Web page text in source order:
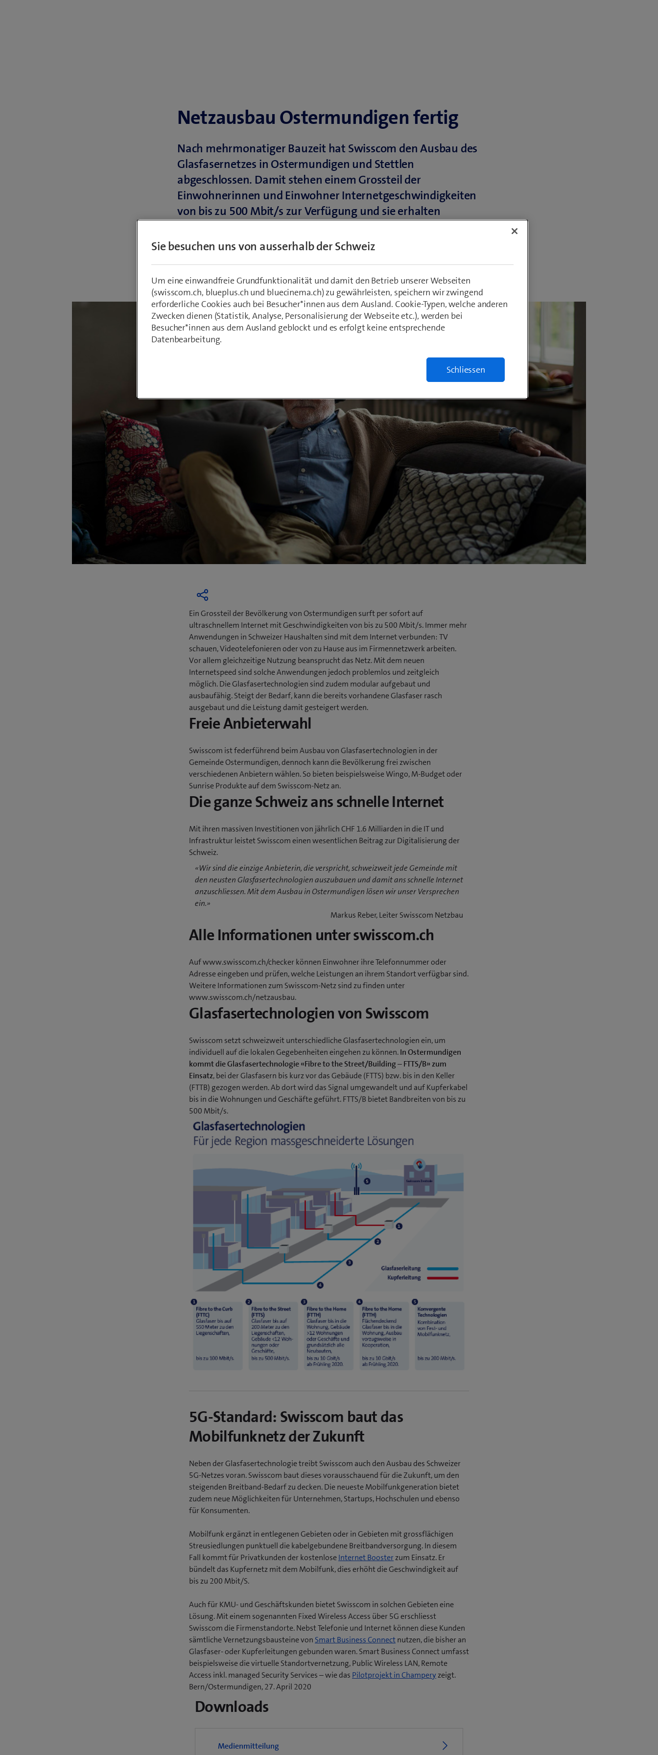
Netzausbau Ostermundigen fertig
Nach mehrmonatiger Bauzeit hat Swisscom den Ausbau des
Glasfasernetzes in Ostermundigen und Stettlen
abgeschlossen. Damit stehen einem Grossteil der
Einwohnerinnen und Einwohner Internetgeschwindigkeiten
von bis zu 500 Mbit/s zur Verfügung und sie erhalten
VonArmin Schädeli
27. April 2020
Ein Grossteil der Bevölkerung von Ostermundigen surft per sofort auf
ultraschnellem Internet mit Geschwindigkeiten von bis zu 500 Mbit/s. Immer mehr
Anwendungen in Schweizer Haushalten sind mit dem Internet verbunden: TV
schauen, Videotelefonieren oder von zu Hause aus im Firmennetzwerk arbeiten.
Vor allem gleichzeitige Nutzung beansprucht das Netz. Mit dem neuen
Internetspeed sind solche Anwendungen jedoch problemlos und zeitgleich
möglich. Die Glasfasertechnologien sind zudem modular aufgebaut und
ausbaufähig. Steigt der Bedarf, kann die bereits vorhandene Glasfaser rasch
ausgebaut und die Leistung damit gesteigert werden.
Freie Anbieterwahl
Swisscom ist federführend beim Ausbau von Glasfasertechnologien in der
Gemeinde Ostermundigen, dennoch kann die Bevölkerung frei zwischen
verschiedenen Anbietern wählen. So bieten beispielsweise Wingo, M-Budget oder
Sunrise Produkte auf dem Swisscom-Netz an.
Die ganze Schweiz ans schnelle Internet
Mit ihren massiven Investitionen von jährlich CHF 1.6 Milliarden in die IT und
Infrastruktur leistet Swisscom einen wesentlichen Beitrag zur Digitalisierung der
Schweiz.
«Wir sind die einzige Anbieterin, die verspricht, schweizweit jede Gemeinde mit
den neusten Glasfasertechnologien auszubauen und damit ans schnelle Internet
anzuschliessen. Mit dem Ausbau in Ostermundigen lösen wir unser Versprechen
ein.»
Markus Reber, Leiter Swisscom Netzbau
Alle Informationen unter swisscom.ch
Auf www.swisscom.ch/checker können Einwohner ihre Telefonnummer oder
Adresse eingeben und prüfen, welche Leistungen an ihrem Standort verfügbar sind.
Weitere Informationen zum Swisscom-Netz sind zu finden unter
www.swisscom.ch/netzausbau.
Glasfasertechnologien von Swisscom
Swisscom setzt schweizweit unterschiedliche Glasfasertechnologien ein, um
individuell auf die lokalen Gegebenheiten eingehen zu können.In Ostermundigen
kommt die Glasfasertechnologie «Fibre to the Street/Building – FTTS/B» zum
Einsatz, bei der Glasfasern bis kurz vor das Gebäude (FTTS) bzw. bis in den Keller
(FTTB) gezogen werden. Ab dort wird das Signal umgewandelt und auf Kupferkabel
bis in die Wohnungen und Geschäfte geführt. FTTS/B bietet Bandbreiten von bis zu
500 Mbit/s.
5G-Standard: Swisscom baut das
Mobilfunknetz der Zukunft
Neben der Glasfasertechnologie treibt Swisscom auch den Ausbau des Schweizer
5G-Netzes voran. Swisscom baut dieses vorausschauend für die Zukunft, um den
steigenden Breitband-Bedarf zu decken. Die neueste Mobilfunkgeneration bietet
zudem neue Möglichkeiten für Unternehmen, Startups, Hochschulen und ebenso
für Konsumenten.
Mobilfunk ergänzt in entlegenen Gebieten oder in Gebieten mit grossflächigen
Streusiedlungen punktuell die kabelgebundene Breitbandversorgung. In diesem
Fall kommt für Privatkunden der kostenloseInternet Boosterzum Einsatz. Er
bündelt das Kupfernetz mit dem Mobilfunk, dies erhöht die Geschwindigkeit auf
bis zu 200 Mbit/S.
Auch für KMU- und Geschäftskunden bietet Swisscom in solchen Gebieten eine
Lösung. Mit einem sogenannten Fixed Wireless Access über 5G erschliesst
Swisscom die Firmenstandorte. Nebst Telefonie und Internet können diese Kunden
sämtliche Vernetzungsbausteine von Smart Business Connectnutzen, die bisher an
Glasfaser- oder Kupferleitungen gebunden waren. Smart Business Connect umfasst
beispielsweise die virtuelle Standortvernetzung, Public Wireless LAN, Remote
Access inkl. managed Security Services – wie das Pilotprojekt in Champery(zeigt.
Bern/Ostermundigen, 27. April 2020
Downloads
Medienmitteilung
Sie besuchen uns von ausserhalb der Schweiz
Um eine einwandfreie Grundfunktionalität und damit den Betrieb unserer Webseiten
(swisscom.ch, blueplus.ch und bluecinema.ch) zu gewährleisten, speichern wir zwingend
erforderliche Cookies auch bei Besucher*innen aus dem Ausland. Cookie-Typen, welche anderen
Zwecken dienen (Statistik, Analyse, Personalisierung der Webseite etc.), werden bei
Besucher*innen aus dem Ausland geblockt und es erfolgt keine entsprechende
Datenbearbeitung.
Schliessen